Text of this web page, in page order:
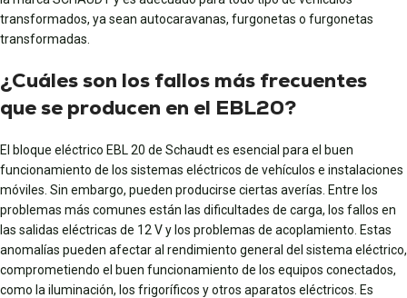
transformados, ya sean autocaravanas, furgonetas o furgonetas
transformadas.
¿Cuáles son los fallos más frecuentes
que se producen en el EBL20?
El bloque eléctrico EBL 20 de Schaudt es esencial para el buen
funcionamiento de los sistemas eléctricos de vehículos e instalaciones
móviles. Sin embargo, pueden producirse ciertas averías. Entre los
problemas más comunes están las dificultades de carga, los fallos en
las salidas eléctricas de 12 V y los problemas de acoplamiento. Estas
anomalías pueden afectar al rendimiento general del sistema eléctrico,
comprometiendo el buen funcionamiento de los equipos conectados,
como la iluminación, los frigoríficos y otros aparatos eléctricos. Es